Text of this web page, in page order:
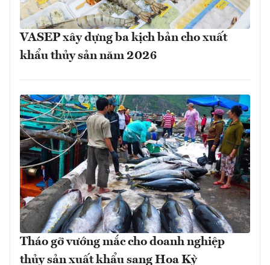
VASEP xây dựng ba kịch bản cho xuất
khẩu thủy sản năm 2026
Tháo gỡ vướng mắc cho doanh nghiệp
thủy sản xuất khẩu sang Hoa Kỳ